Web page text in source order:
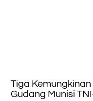
Tiga
Gudang Munisi